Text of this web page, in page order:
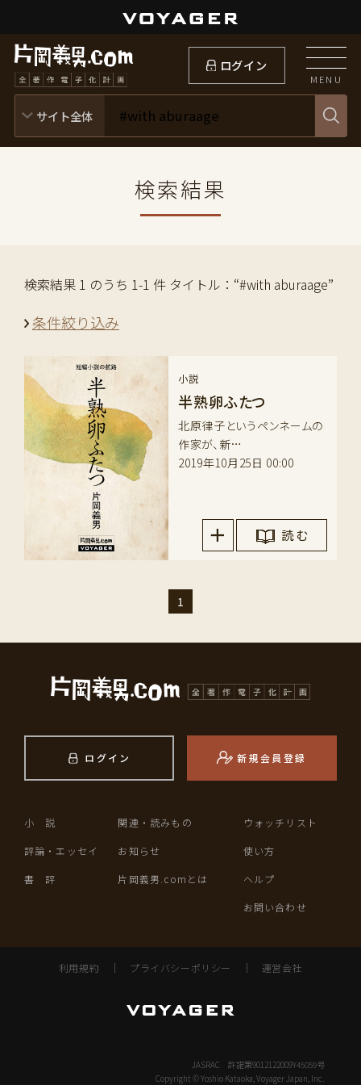
ログイン
MENU
検索結果
検索結果 1 のうち 1-1 件 タイトル：“#with aburaage”
条件絞り込み
小説
半熟卵ふたつ
北原律子というペンネームの
作家が、新…
2019年10月25日 00:00
読 む
1
ログイン 新規会員登録
小 説
評論・エッセイ
書 評
関連・読みもの
お知らせ
片岡義男.comとは
ウォッチリスト
使い方
ヘルプ
お問い合わせ
利用規約 ｜ プライバシーポリシー ｜ 運営会社
JASRAC 許諾第9012122009Y45059号
Copyright © Yoshio Kataoka, Voyager Japan, Inc.